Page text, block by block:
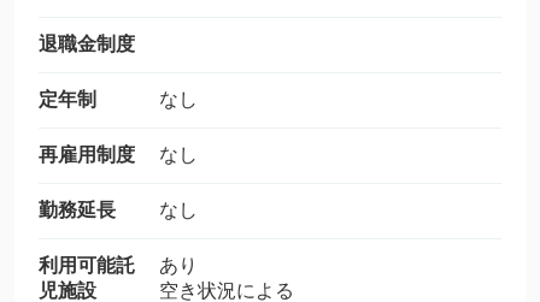
退職金制度
定年制 なし
再雇用制度 なし
勤務延長 なし
利用可能託
児施設
あり
空き状況による